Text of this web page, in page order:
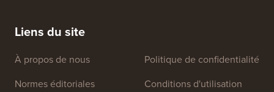
Liens du site
À propos de nous
Normes éditoriales
Politique de confidentialité
Conditions d'utilisation